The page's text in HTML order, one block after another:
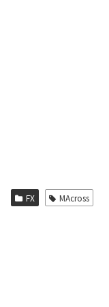
FX MAcross